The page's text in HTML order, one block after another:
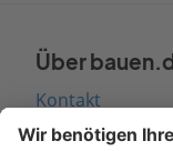
Über
Kontakt
Seitenaufbau